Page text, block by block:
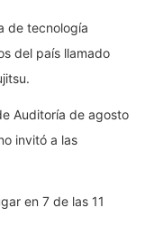
de tecnología
del país llamado
Auditoría de agosto
invitó a las
en 7 de las 11